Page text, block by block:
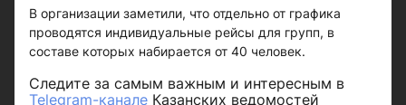
В организации заметили, что отдельно от графика
проводятся индивидуальные рейсы для групп, в
составе которых набирается от 40 человек.
Следите за самым важным и интересным в
Telegram-канале Казанских ведомостей